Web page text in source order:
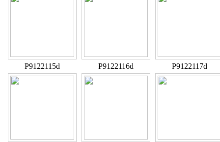
P9122115d P9122116d P9122117d